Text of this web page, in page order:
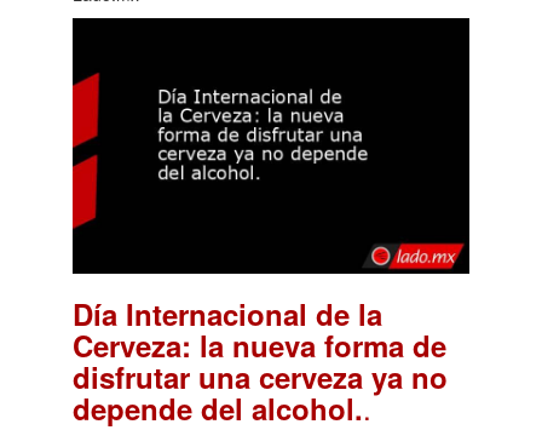
Día Internacional de la
Cerveza: la nueva forma de
disfrutar una cerveza ya no
depende del alcohol..